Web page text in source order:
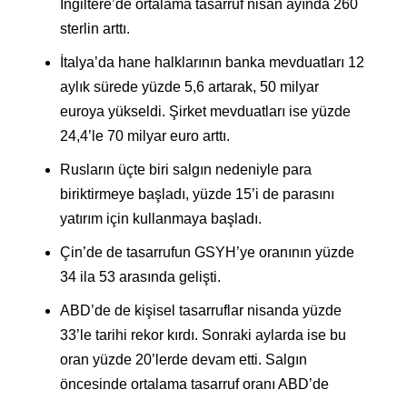
İngiltere’de ortalama tasarruf nisan ayında 260
sterlin arttı.
İtalya’da hane halklarının banka mevduatları 12
aylık sürede yüzde 5,6 artarak, 50 milyar
euroya yükseldi. Şirket mevduatları ise yüzde
24,4’le 70 milyar euro arttı.
Rusların üçte biri salgın nedeniyle para
biriktirmeye başladı, yüzde 15’i de parasını
yatırım için kullanmaya başladı.
Çin’de de tasarrufun GSYH’ye oranının yüzde
34 ila 53 arasında gelişti.
ABD’de de kişisel tasarruflar nisanda yüzde
33’le tarihi rekor kırdı. Sonraki aylarda ise bu
oran yüzde 20’lerde devam etti. Salgın
öncesinde ortalama tasarruf oranı ABD’de